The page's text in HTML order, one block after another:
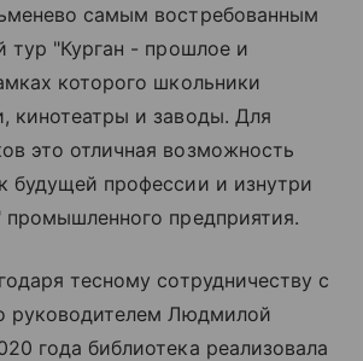
самым востребованным
тур "Курган - прошлое и
которого школьники
кинотеатры и заводы. Для
это отличная возможность
будущей профессии и изнутри
предприятия.
тесному сотрудничеству с
руководителем Людмилой
года библиотека реализовала